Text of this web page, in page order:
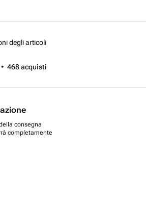
degli articoli
• 468acquisti
consegna
completamente